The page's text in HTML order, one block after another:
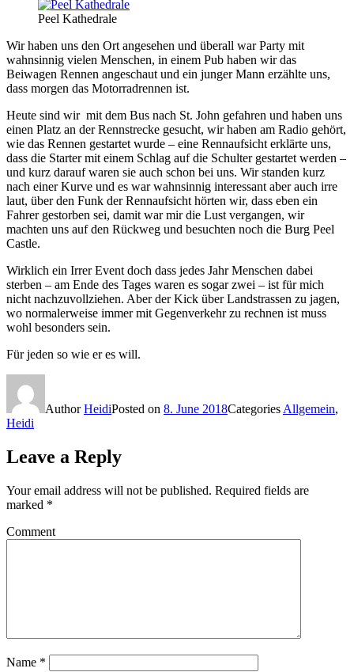
Peel Kathedrale
Wir haben uns den Ort angesehen und überall war Party mit
wahnsinnig vielen Menschen, in einem Pub haben wir das
Beiwagen Rennen angeschaut und ein junger Mann erzählte uns,
dass morgen das Motorradrennen ist.
Heute sind wir mit dem Bus nach St. John gefahren und haben uns
einen Platz an der Rennstrecke gesucht, wir haben am Radio gehört,
wie das Rennen gestartet wurde – eine Rennaufsicht erklärte uns,
dass die Starter mit einem Schlag auf die Schulter gestartet werden –
und kurz darauf waren sie auch schon bei uns. Wir standen kurz
nach einer Kurve und es war wahnsinnig interessant aber auch irre
laut, über den Funk der Rennaufsicht hörten wir, dass eben ein
Fahrer gestorben sei, damit war mir die Lust vergangen, wir
machten uns auf den Rückweg und besuchten noch die Burg Peel
Castle.
Wirklich ein Irrer Event doch dass jedes Jahr Menschen dabei
sterben – am Ende des Tages waren es sogar zwei – ist für mich
nicht nachzuvollziehen. Aber der Kick über Landstrassen zu jagen,
wo normalerweise immer mit Gegenverkehr zu rechnen ist muss
wohl besonders sein.
Für jeden so wie er es will.
AuthorHeidiPosted on 8. June 2018Categories Allgemein,
Heidi
Leave a Reply
Your email address will not be published. Required fields are
marked *
Comment
Name *